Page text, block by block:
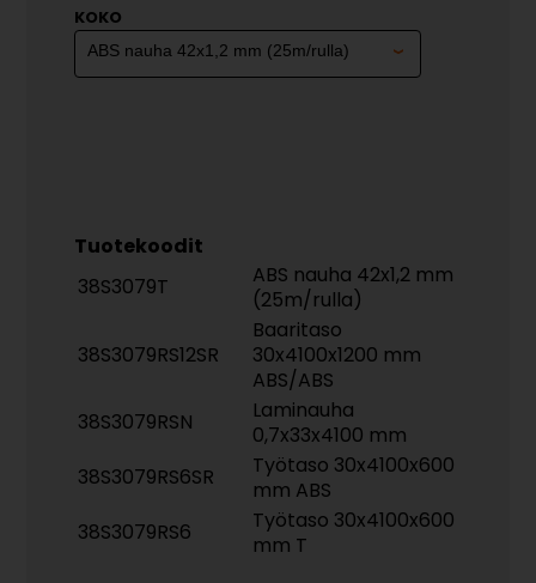
KOKO
Tuotekoodit
38S3079T
ABS nauha 42x1,2 mm
(25m/rulla)
38S3079RS12SR
Baaritaso
30x4100x1200 mm
ABS/ABS
38S3079RSN
Laminauha
0,7x33x4100 mm
38S3079RS6SR
Työtaso 30x4100x600
mm ABS
38S3079RS6
Työtaso 30x4100x600
mm T